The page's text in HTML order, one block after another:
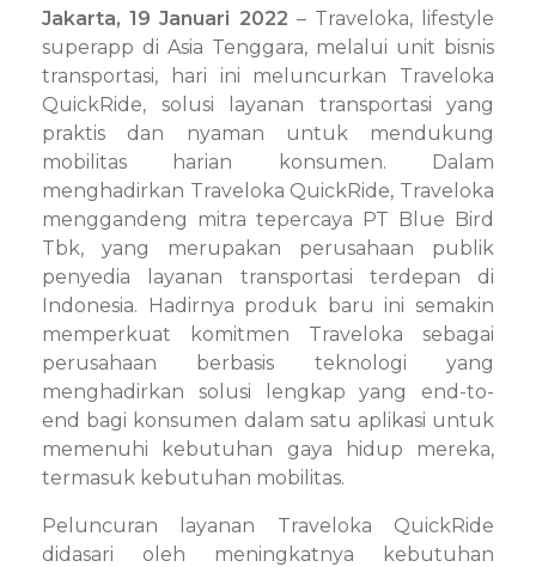
Jakarta, 19 Januari 2022 – Traveloka, lifestyle
superapp di Asia Tenggara, melalui unit bisnis
transportasi, hari ini meluncurkan Traveloka
QuickRide, solusi layanan transportasi yang
praktis dan nyaman untuk mendukung
mobilitas harian konsumen. Dalam
menghadirkan Traveloka QuickRide, Traveloka
menggandeng mitra tepercaya PT Blue Bird
Tbk, yang merupakan perusahaan publik
penyedia layanan transportasi terdepan di
Indonesia. Hadirnya produk baru ini semakin
memperkuat komitmen Traveloka sebagai
perusahaan berbasis teknologi yang
menghadirkan solusi lengkap yang end-to-
end bagi konsumen dalam satu aplikasi untuk
memenuhi kebutuhan gaya hidup mereka,
termasuk kebutuhan mobilitas.
Peluncuran layanan Traveloka QuickRide
didasari oleh meningkatnya kebutuhan